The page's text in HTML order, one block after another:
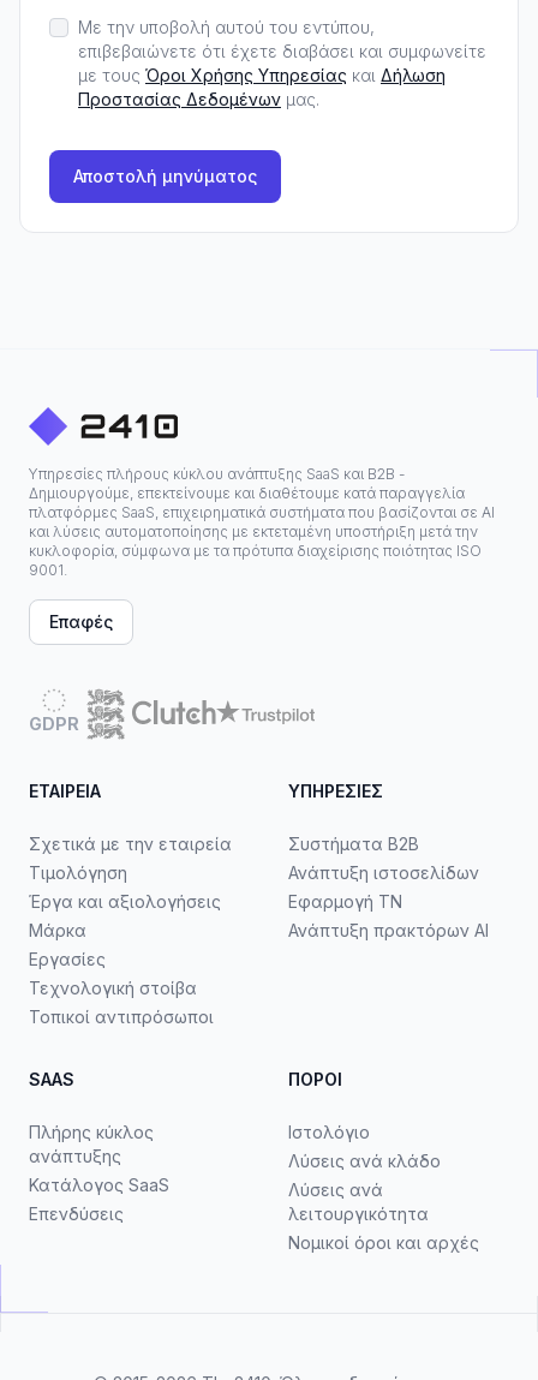
Με την υποβολή αυτού του εντύπου,
επιβεβαιώνετε ότι έχετε διαβάσει και συμφωνείτε
με τους Όροι Χρήσης Υπηρεσίας και Δήλωση
Προστασίας Δεδομένων μας.
Αποστολή μηνύματος
Υπηρεσίες πλήρους κύκλου ανάπτυξης SaaS και B2B -
Δημιουργούμε, επεκτείνουμε και διαθέτουμε κατά παραγγελία
πλατφόρμες SaaS, επιχειρηματικά συστήματα που βασίζονται σε ΑΙ
και λύσεις αυτοματοποίησης με εκτεταμένη υποστήριξη μετά την
κυκλοφορία, σύμφωνα με τα πρότυπα διαχείρισης ποιότητας ISO
9001.
Επαφές
GDPR
ΕΤΑΙΡΕΊΑ
Σχετικά με την εταιρεία
Τιμολόγηση
Έργα και αξιολογήσεις
Μάρκα
Εργασίες
Τεχνολογική στοίβα
Τοπικοί αντιπρόσωποι
ΥΠΗΡΕΣΊΕΣ
Συστήματα B2B
Ανάπτυξη ιστοσελίδων
Εφαρμογή ΤΝ
Ανάπτυξη πρακτόρων AI
SAAS
Πλήρης κύκλος
ανάπτυξης
Κατάλογος SaaS
Επενδύσεις
ΠΌΡΟΙ
Ιστολόγιο
Λύσεις ανά κλάδο
Λύσεις ανά
λειτουργικότητα
Νομικοί όροι και αρχές